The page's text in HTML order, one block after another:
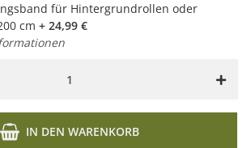
für Hintergrundrollen oder
cm + 24,99 €
IN DEN WARENKORB